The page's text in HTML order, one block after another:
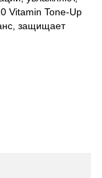
Vitamin Tone-Up
защищает